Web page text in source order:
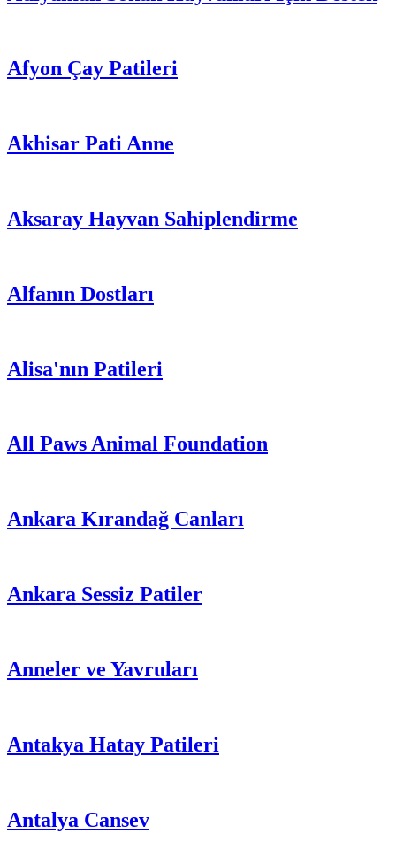
Afyon Çay Patileri
Akhisar Pati Anne
Aksaray Hayvan Sahiplendirme
Alfanın Dostları
Alisa'nın Patileri
All Paws Animal Foundation
Ankara Kırandağ Canları
Ankara Sessiz Patiler
Anneler ve Yavruları
Antakya Hatay Patileri
Antalya Cansev